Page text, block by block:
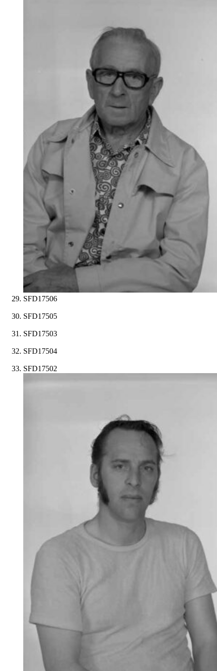
SFD17506
SFD17505
SFD17503
SFD17504
SFD17502